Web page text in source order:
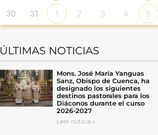
30 31 1 2 3 4 5
ÚLTIMAS NOTICIAS
Mons. José María Yanguas
Sanz, Obispo de Cuenca, ha
designado los siguientes
destinos pastorales para los
Diáconos durante el curso
2026-2027
Leer noticia »